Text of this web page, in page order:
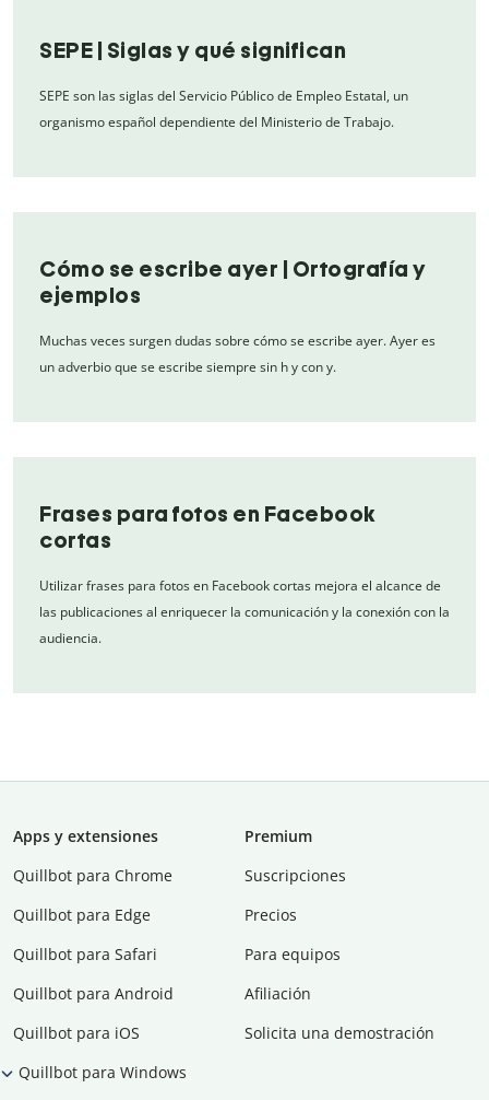
SEPE | Siglas y qué significan
SEPE son las siglas del Servicio Público de Empleo Estatal, un
organismo español dependiente del Ministerio de Trabajo.
Cómo se escribe ayer | Ortografía y
ejemplos
Muchas veces surgen dudas sobre cómo se escribe ayer. Ayer es
un adverbio que se escribe siempre sin h y con y.
Frases para fotos en Facebook
cortas
Utilizar frases para fotos en Facebook cortas mejora el alcance de
las publicaciones al enriquecer la comunicación y la conexión con la
audiencia.
Apps y extensiones
Quillbot para Chrome
Quillbot para Edge
Quillbot para Safari
Quillbot para Android
Quillbot para iOS
Quillbot para Windows
Premium
Suscripciones
Precios
Para equipos
Afiliación
Solicita una demostración